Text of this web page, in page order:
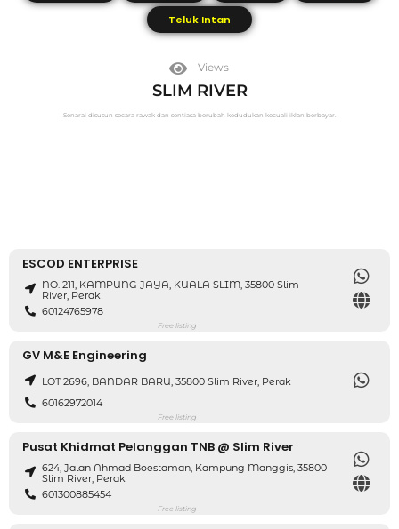
Teluk Intan
Views
SLIM RIVER
Senarai disusun secara rawak dan sentiasa berubah kedudukan kecuali iklan berbayar.
ESCOD ENTERPRISE
NO. 211, KAMPUNG JAYA, KUALA SLIM, 35800 Slim
River, Perak
60124765978
Free listing
GV M&E Engineering
LOT 2696, BANDAR BARU, 35800 Slim River, Perak
60162972014
Free listing
Pusat Khidmat Pelanggan TNB @ Slim River
624, Jalan Ahmad Boestaman, Kampung Manggis, 35800
Slim River, Perak
601300885454
Free listing